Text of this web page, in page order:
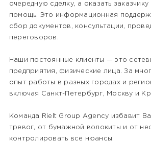
очередную сделку, а оказать
помощь. Это информационная
сбор документов, консультации,
переговоров.
Наши постоянные клиенты — это
предприятия, физические лица. За
опыт работы в разных городах и
включая Санкт-Петербург, Москву и
Команда Rielt Group Agency избавит
тревог, от бумажной волокиты и от
контролировать все нюансы.